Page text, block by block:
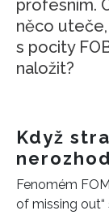
profesním.
něco uteče,
s pocity
naložit?
Když
Fenomém
of missing out“